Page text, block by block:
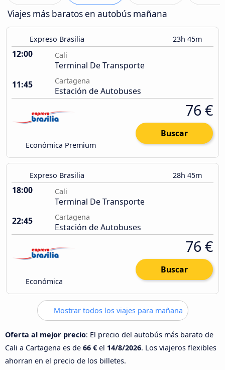
Viajes más baratos en autobús mañana
Expreso Brasilia 23h 45m
12:00 Cali
Terminal De Transporte
11:45
Cartagena
Estación de Autobuses
Económica Premium
76 €
Buscar
Expreso Brasilia 28h 45m
18:00 Cali
Terminal De Transporte
22:45
Cartagena
Estación de Autobuses
Económica
76 €
Buscar
Mostrar todos los viajes para mañana
Oferta al mejor precio: El precio del autobús más barato de
Cali a Cartagena es de 66 € el 14/8/2026. Los viajeros flexibles
ahorran en el precio de los billetes.